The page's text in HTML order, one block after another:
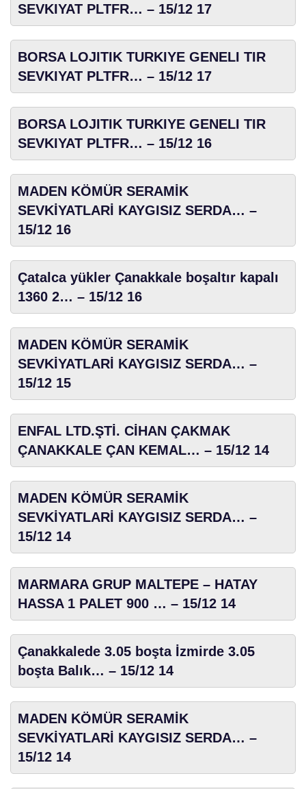
SEVKIYAT PLTFR… – 15/12 17
BORSA LOJITIK TURKIYE GENELI TIR
SEVKIYAT PLTFR… – 15/12 17
BORSA LOJITIK TURKIYE GENELI TIR
SEVKIYAT PLTFR… – 15/12 16
MADEN KÖMÜR SERAMİK
SEVKİYATLARİ KAYGISIZ SERDA… –
15/12 16
Çatalca yükler Çanakkale boşaltır kapalı
1360 2… – 15/12 16
MADEN KÖMÜR SERAMİK
SEVKİYATLARİ KAYGISIZ SERDA… –
15/12 15
ENFAL LTD.ŞTİ. CİHAN ÇAKMAK
ÇANAKKALE ÇAN KEMAL… – 15/12 14
MADEN KÖMÜR SERAMİK
SEVKİYATLARİ KAYGISIZ SERDA… –
15/12 14
MARMARA GRUP MALTEPE – HATAY
HASSA 1 PALET 900 … – 15/12 14
Çanakkalede 3.05 boşta İzmirde 3.05
boşta Balık… – 15/12 14
MADEN KÖMÜR SERAMİK
SEVKİYATLARİ KAYGISIZ SERDA… –
15/12 14